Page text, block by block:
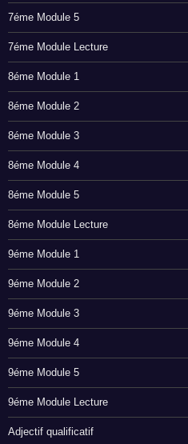
7éme Module 5
7éme Module Lecture
8éme Module 1
8éme Module 2
8éme Module 3
8éme Module 4
8éme Module 5
8éme Module Lecture
9éme Module 1
9éme Module 2
9éme Module 3
9éme Module 4
9éme Module 5
9éme Module Lecture
Adjectif qualificatif